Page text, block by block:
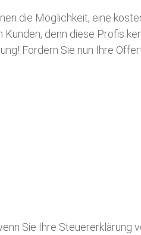
die Möglichkeit, eine
Kunden, denn diese Profis
Fordern Sie nun Ihre
Sie Ihre Steuererklärung